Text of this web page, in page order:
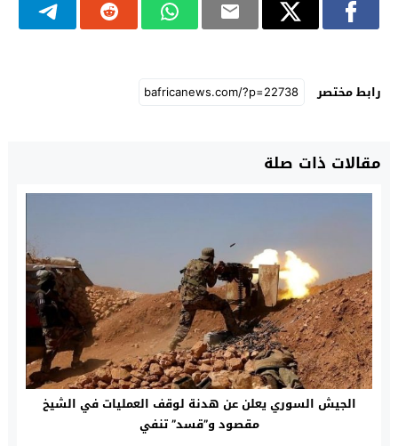
رابط مختصر
مقالات ذات صلة
الجيش السوري يعلن عن هدنة لوقف العمليات في الشيخ
مقصود و”قسد” تنفي